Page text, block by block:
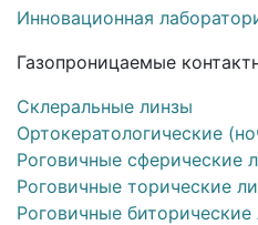
Инновационная
Газопроницаемые
Склеральные линзы
Ортокератологические
Роговичные сферические
Роговичные торические
Роговичные биторические